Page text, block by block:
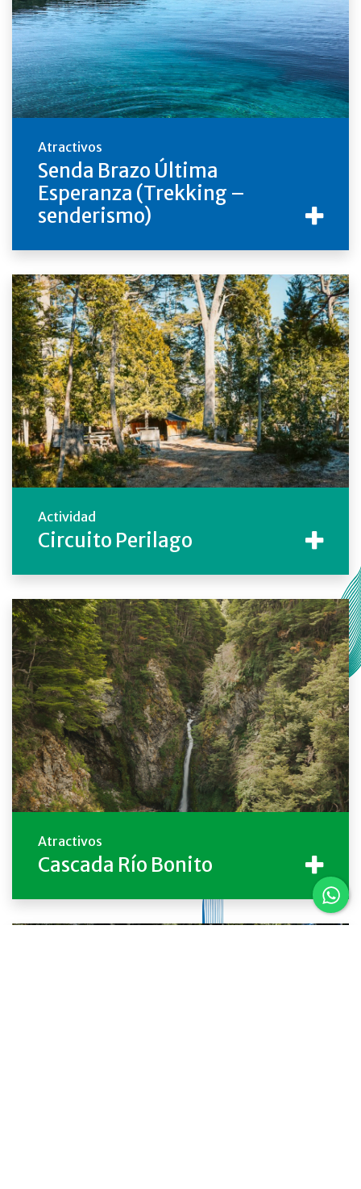
Atractivos
Senda Brazo Última
Esperanza (Trekking –
senderismo)
Actividad
Circuito Perilago
Atractivos
Cascada Río Bonito